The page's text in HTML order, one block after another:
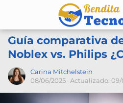
Guía comparativa
Noblex vs. Philips
Carina Mitchelstein
08/06/2025 · Actualizado: